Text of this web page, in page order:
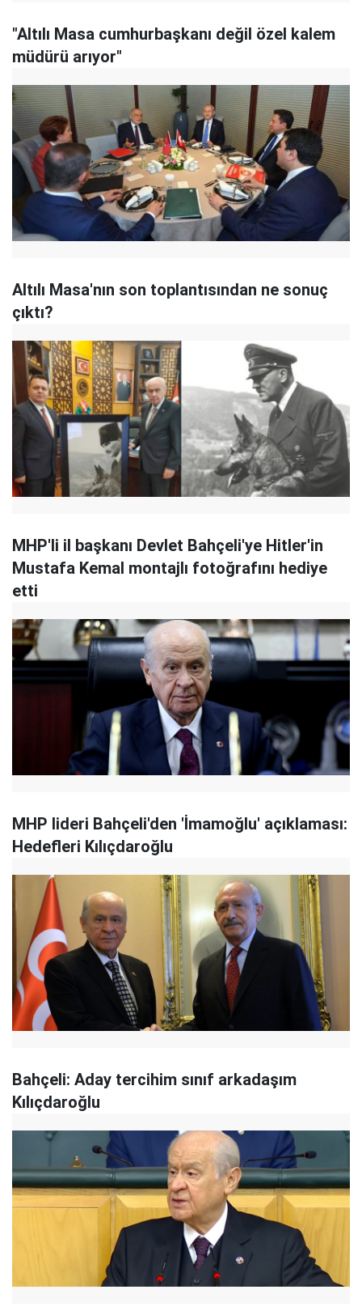
"Altılı Masa cumhurbaşkanı değil özel kalem
müdürü arıyor"
Altılı Masa'nın son toplantısından ne sonuç
çıktı?
MHP'li il başkanı Devlet Bahçeli'ye Hitler'in
Mustafa Kemal montajlı fotoğrafını hediye
etti
MHP lideri Bahçeli'den 'İmamoğlu' açıklaması:
Hedefleri Kılıçdaroğlu
Bahçeli: Aday tercihim sınıf arkadaşım
Kılıçdaroğlu